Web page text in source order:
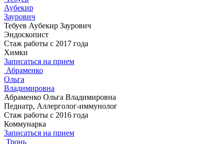
Аубекир
Заурович
Тебуев Аубекир Заурович
Эндоскопист
Стаж работы с 2017 года
Химки
Записаться на прием
Абраменко
Ольга
Владимировна
Абраменко Ольга Владимировна
Педиатр, Аллерголог-иммунолог
Стаж работы с 2016 года
Коммунарка
Записаться на прием
Тронь